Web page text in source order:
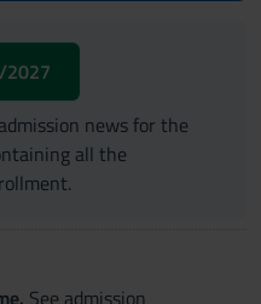
2027
news for the
all the
See admission